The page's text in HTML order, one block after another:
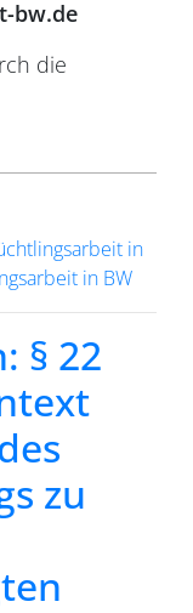
bw.de
die
in
in BW
§ 22
zu